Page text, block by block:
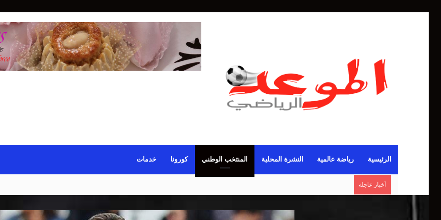
الرئيسية رياضة عالمية النشرة المحلية المنتخب الوطني كورونا خدمات
أخبار عاجلة